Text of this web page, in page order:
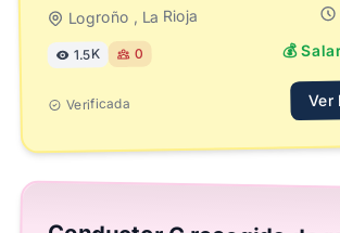
Logroño , La Rioja
1.5K 0 💰
Verificada Ver